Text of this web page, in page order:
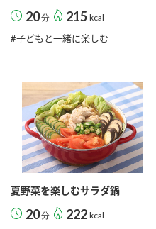
20分 215 kcal
#子どもと一緒に楽しむ
夏野菜を楽しむサラダ鍋
20分 222 kcal